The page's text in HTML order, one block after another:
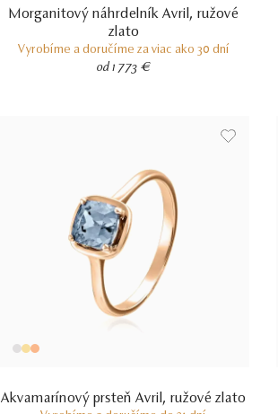
Morganitový náhrdelník Avril, ružové
zlato
Vyrobíme a doručíme za viac ako 30 dní
od 1 773 €
Akvamarínový prsteň Avril, ružové zlato